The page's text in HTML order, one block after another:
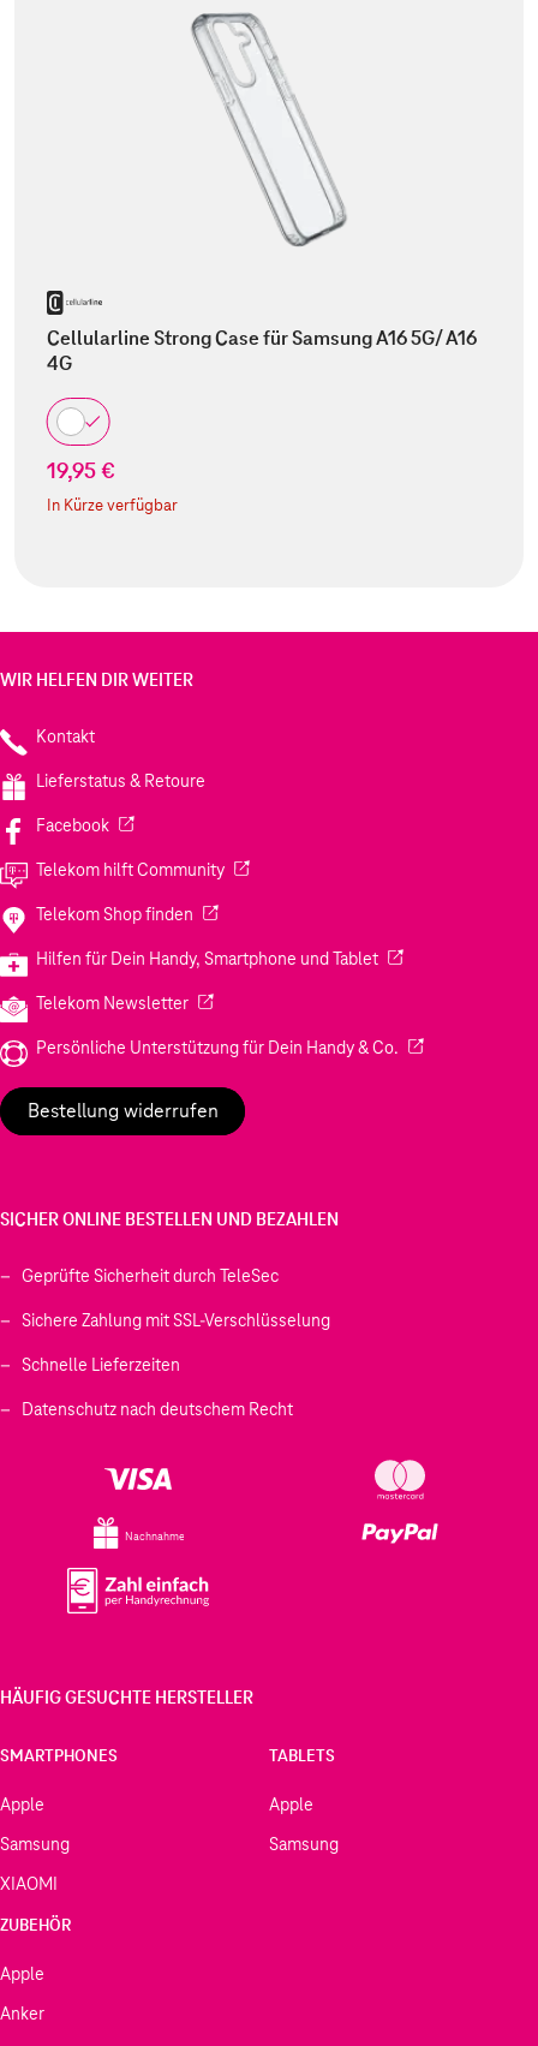
Cellularline Strong Case für Samsung A16 5G/ A16
4G
19,95 €
In Kürze verfügbar
WIR HELFEN DIR WEITER
Kontakt
Lieferstatus & Retoure
Facebook(Wird in einem neuen Tab geöffnet)
Telekom hilft Community(Wird in einem neuen Tab geöffnet)
Telekom Shop finden (Wird in einem neuen Tab geöffnet)
Hilfen für Dein Handy, Smartphone und Tablet(Wird in einem
Telekom Newsletter(Wird in einem neuen Tab geöffnet)
Persönliche Unterstützung für Dein Handy & Co. (Wird in einem
Bestellung widerrufen
SICHER ONLINE BESTELLEN UND BEZAHLEN
Geprüfte Sicherheit durch TeleSec
Sichere Zahlung mit SSL-Verschlüsselung
Schnelle Lieferzeiten
Datenschutz nach deutschem Recht
Nachnahme
HÄUFIG GESUCHTE HERSTELLER
SMARTPHONES
Apple
Samsung
XIAOMI
TABLETS
Apple
Samsung
ZUBEHÖR
Apple
Anker